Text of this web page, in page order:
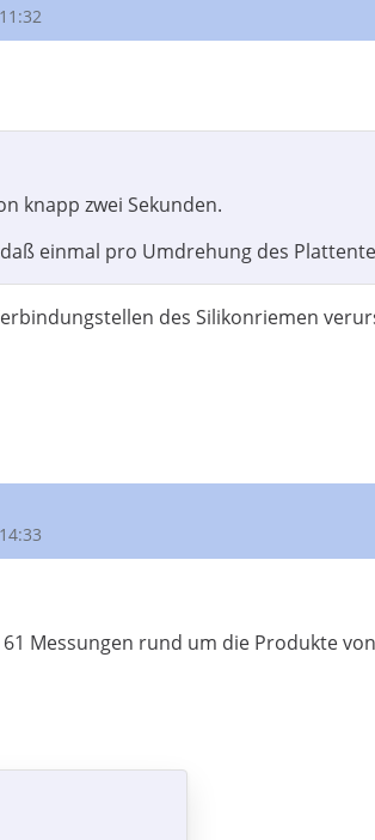
knapp zwei Sekunden.
einmal pro Umdrehung des
des Silikonriemen
Messungen rund um die Produkte